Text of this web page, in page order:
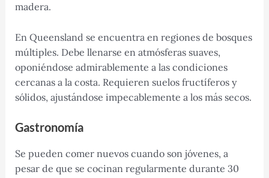
madera.
En Queensland se encuentra en regiones de bosques
múltiples. Debe llenarse en atmósferas suaves,
oponiéndose admirablemente a las condiciones
cercanas a la costa. Requieren suelos fructíferos y
sólidos, ajustándose impecablemente a los más secos.
Gastronomía
Se pueden comer nuevos cuando son jóvenes, a
pesar de que se cocinan regularmente durante 30